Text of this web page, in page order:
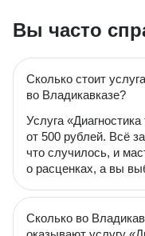
Вы часто
Сколько стоит
во Владикавказе?
Услуга
от 500 рублей. Всё
что случилось, и
о расценках, а вы
Сколько во